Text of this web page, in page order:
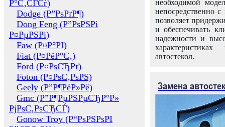
Р°С‚СЃСѓ)
Dodge (Р”РѕРґР¶)
Dong Feng (Р”РѕРЅРі
Р¤РµРЅРі)
Faw (Р¤Р°РІ)
Fiat (Р¤РёР°С‚)
Ford (Р¤РѕСЂРґ)
Foton (Р¤РѕС‚РѕРЅ)
Geely (Р”Р¶РёР»Рё)
Gmc (Р”Р¶РµРЅРµСЂР°Р»
РјРѕС‚РѕСЂСЃ)
Gonow Troy (Р“РѕРЅРѕРІ
необходимой
непосредственно
позволяет
и обеспечивать
надежности и
автостекол.
Замена